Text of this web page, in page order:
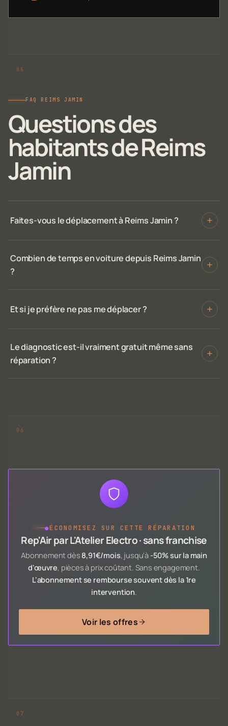
FAQ REIMS JAMIN
Questions des
habitants de Reims
Jamin
Faites-vous le déplacement à Reims Jamin ?
Combien de temps en voiture depuis Reims Jamin
?
Et si je préfère ne pas me déplacer ?
Le diagnostic est-il vraiment gratuit même sans
réparation ?
●ÉCONOMISEZ SUR CETTE RÉPARATION
Rep'Air par L'Atelier Electro · sans franchise
Abonnement dès 8,91€/mois, jusqu'à -50% sur la main
d'œuvre, pièces à prix coûtant. Sans engagement.
L'abonnement se rembourse souvent dès la 1re
intervention.
Voir les offres